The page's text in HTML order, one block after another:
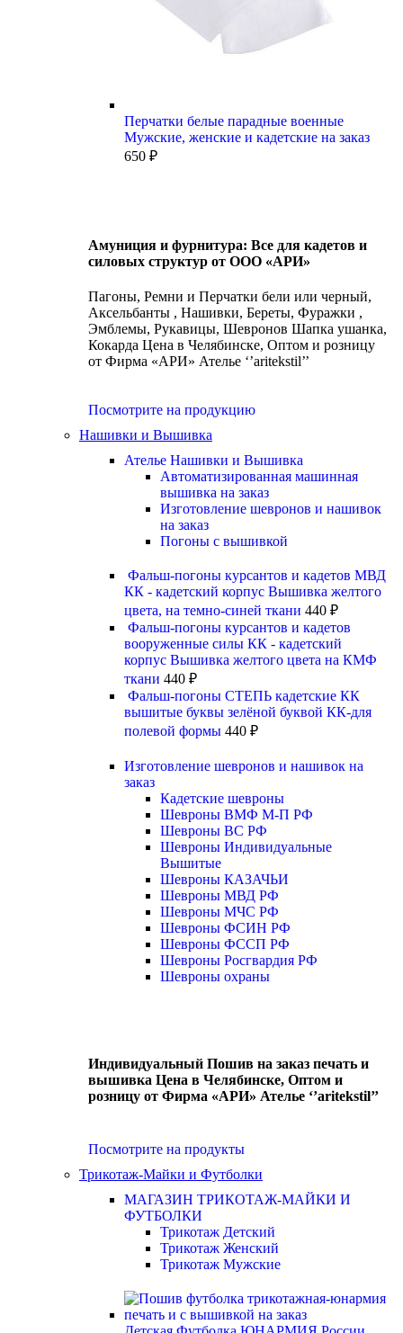
Перчатки белые парадные военные
Мужские, женские и кадетские на заказ
650 ₽
Амуниция и фурнитура: Все для кадетов и
силовых структур от ООО «АРИ»
Пагоны, Ремни и Перчатки бели или черный,
Аксельбанты , Нашивки, Береты, Фуражки ,
Эмблемы, Рукавицы, Шевронов Шапка ушанка,
Кокарда Цена в Челябинске, Оптом и розницу
от Фирма «АРИ» Ателье ‘’aritekstil’’
Посмотрите на продукцию
Нашивки и Вышивка
Ателье Нашивки и Вышивка
Автоматизированная машинная
вышивка на заказ
Изготовление шевронов и нашивок
на заказ
Погоны с вышивкой
Фальш-погоны курсантов и кадетов МВД
КК - кадетский корпус Вышивка желтого
цвета, на темно-синей ткани 440 ₽
Фальш-погоны курсантов и кадетов
вооруженные силы КК - кадетский
корпус Вышивка желтого цвета на КМФ
ткани 440 ₽
Фальш-погоны СТЕПЬ кадетские КК
вышитые буквы зелёной буквой КК-для
полевой формы 440 ₽
Изготовление шевронов и нашивок на
заказ
Кадетские шевроны
Шевроны ВМФ М-П РФ
Шевроны ВС РФ
Шевроны Индивидуальные
Вышитые
Шевроны КАЗАЧЬИ
Шевроны МВД РФ
Шевроны МЧС РФ
Шевроны ФСИН РФ
Шевроны ФССП РФ
Шевроны Росгвардия РФ
Шевроны охраны
Индивидуальный Пошив на заказ печать и
вышивка Цена в Челябинске, Оптом и
розницу от Фирма «АРИ» Ателье ‘’aritekstil’’
Посмотрите на продукты
Трикотаж-Майки и Футболки
МАГАЗИН ТРИКОТАЖ-МАЙКИ И
ФУТБОЛКИ
Трикотаж Детский
Трикотаж Женский
Трикотаж Мужские